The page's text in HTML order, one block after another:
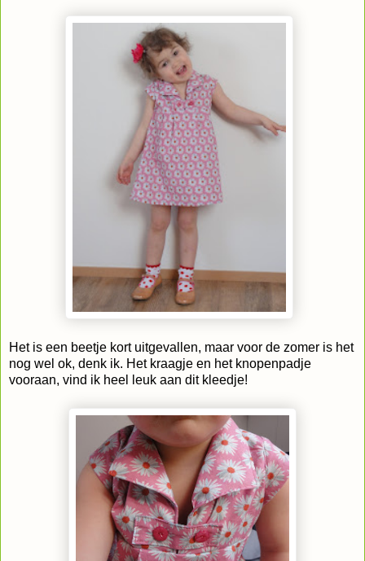
Het is een beetje kort uitgevallen, maar voor de zomer is het
nog wel ok, denk ik. Het kraagje en het knopenpadje
vooraan, vind ik heel leuk aan dit kleedje!